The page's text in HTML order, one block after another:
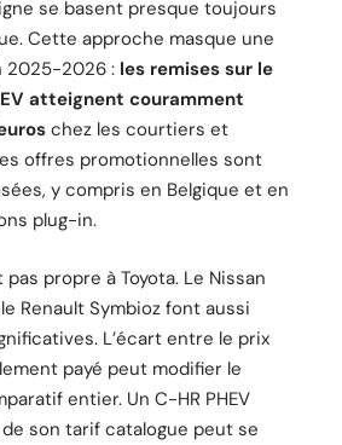
se basent presque toujours
Cette approche masque une
2025-2026 : les remises sur le
atteignent couramment
chez les courtiers et
offres promotionnelles sont
y compris en Belgique et en
plug-in.
propre à Toyota. Le Nissan
Renault Symbioz font aussi
L’écart entre le prix
payé peut modifier le
entier. Un C-HR PHEV
son tarif catalogue peut se